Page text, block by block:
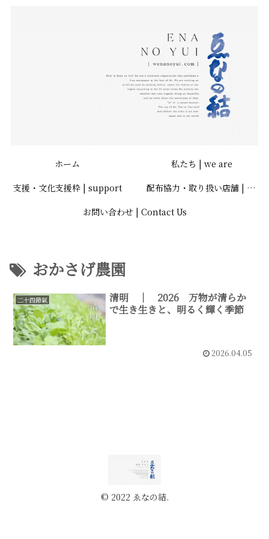
ホーム
私たち | we are
支援・文化支援枠 | support
配布協力・取り扱い店舗 | store
お問い合わせ | Contact Us
おかさげ農園
二十四節氣
清明 ｜ 2026 万物が清らか
で生き生きと、明るく輝く季節
2026.04.05
© 2022 ゑなの結.